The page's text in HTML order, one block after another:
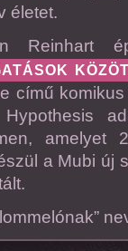
életet.
Reinhart
című
amelyet
a Mubi új